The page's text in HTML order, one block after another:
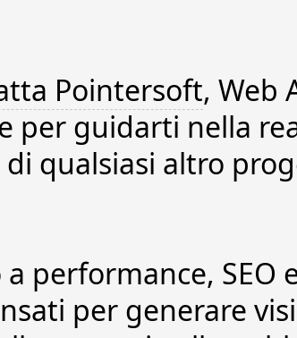
Pointersoft, Web
per guidarti nella
qualsiasi altro
performance, SEO
per generare